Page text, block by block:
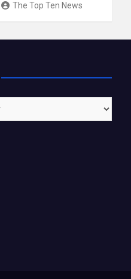
The Top Ten News